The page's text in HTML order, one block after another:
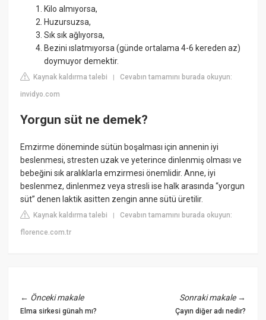
Kilo almıyorsa,
Huzursuzsa,
Sık sık ağlıyorsa,
Bezini ıslatmıyorsa (günde ortalama 4-6 kereden az)
doymuyor demektir.
Kaynak kaldırma talebi |Cevabın tamamını burada okuyun:
invidyo.com
Yorgun süt ne demek?
Emzirme döneminde sütün boşalması için annenin iyi
beslenmesi, stresten uzak ve yeterince dinlenmiş olması ve
bebeğini sık aralıklarla emzirmesi önemlidir. Anne, iyi
beslenmez, dinlenmez veya stresli ise halk arasında “yorgun
süt” denen laktik asitten zengin anne sütü üretilir.
Kaynak kaldırma talebi |Cevabın tamamını burada okuyun:
florence.com.tr
← Önceki makale
Elma sirkesi günah mı?
Sonraki makale→
Çayın diğer adı nedir?